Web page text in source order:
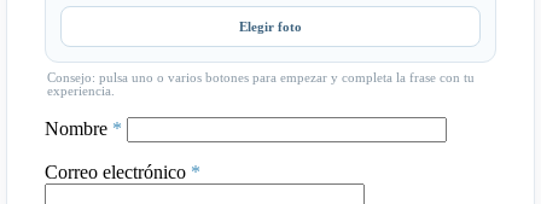
Elegir foto
Consejo: pulsa uno o varios botones para empezar y completa la frase con tu
experiencia.
Nombre *
Correo electrónico *